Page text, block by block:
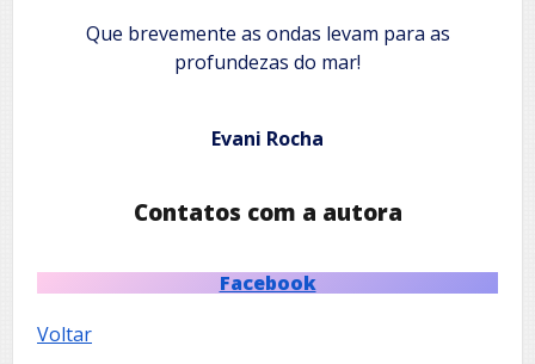
Que brevemente as ondas levam para as
profundezas do mar!
Evani Rocha
Contatos com a autora
Facebook
Voltar